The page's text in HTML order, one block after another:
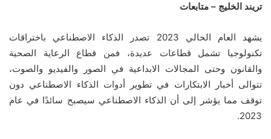
تريند الخليج – متابعات
يشهد العام الحالي 2023 تصدر الذكاء الاصطناعي باختراقات
تكنولوجيا تشمل قطاعات عديدة، فمن قطاع الرعاية الصحية
والقانون وحتى المجالات الابداعية في الصور والفيديو والصوت،
تتوالى أخبار الابتكارات في تطوير أدوات الذكاء الاصطناعي دون
توقف مما يؤشر إلى أن الذكاء الاصطناعي سيصبح سائدًا في عام
2023.